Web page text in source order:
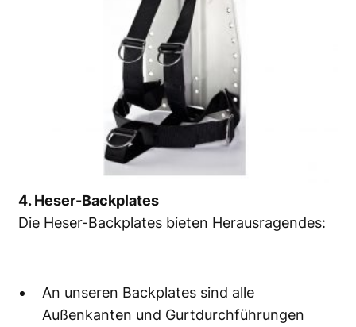
4. Heser-Backplates
Die Heser-Backplates bieten Herausragendes:
An unseren Backplates sind alle
Außenkanten und Gurtdurchführungen